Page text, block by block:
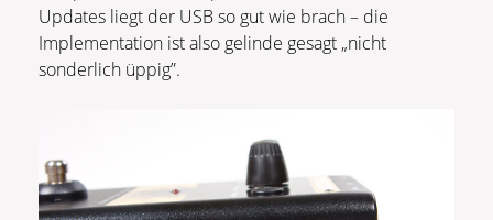
Updates liegt der USB so gut wie brach – die
Implementation ist also gelinde gesagt „nicht
sonderlich üppig”.